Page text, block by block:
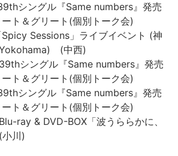
シングル『Same numbers』発売
ト＆グリート(個別トーク会)
Sessions」ライブイベント (神
(中西)
シングル『Same numbers』発売
ト＆グリート(個別トーク会)
シングル『Same numbers』発売
ト＆グリート(個別トーク会)
ray & DVD-BOX「波うららかに、
川)